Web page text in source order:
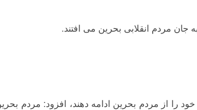
جان مردم انقلابی بحرین می افتند.
را از مردم بحرین ادامه دهند، افزود: مردم